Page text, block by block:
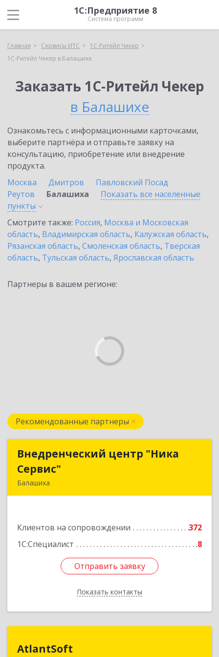
1С:Предприятие 8
Система программ
Главная Сервисы ИТС
1C-Ритейл Чекер
1C-Ритейл Чекер в Балашихе
Заказать 1C-Ритейл Чекер
в Балашихе
Ознакомьтесь с информационными карточками,
выберите партнёра и отправьте заявку на
консультацию, приобретение или внедрение
продукта.
Москва
Дмитров
Павловский Посад
Реутов
Балашиха
Показать все населенные
пункты
Смотрите также: Россия, Москва и Московская
область, Владимирская область, Калужская область,
Рязанская область, Смоленская область, Тверская
область, Тульская область, Ярославская область
Партнеры в вашем регионе:
Рекомендованные партнеры
Внедренческий центр "Ника
Сервис"
Балашиха
Клиентов на сопровождении
372
1С:Специалист
8
Отправить заявку
Показать контакты
Внедренческий центр "Ника
Подробнее
Отправить заявку
Назад
AtlantSoft